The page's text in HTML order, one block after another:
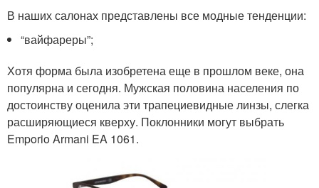
В наших салонах представлены все модные тенденции:
“вайфареры”;
Хотя форма была изобретена еще в прошлом веке, она
популярна и сегодня. Мужская половина населения по
достоинству оценила эти трапециевидные линзы, слегка
расширяющиеся кверху. Поклонники могут выбрать
Emporio Armani EA 1061.